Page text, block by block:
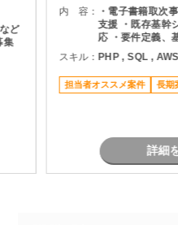
ど
集
内 容：
・電子書籍取次
支援 ・既存基幹
応 ・要件定義、
画 ・バックエン
・AWS環境上で
・SQLパフォー
ーム内外とのコ
スキル： PHP , SQL ,
担当者オススメ案件 長期
詳細